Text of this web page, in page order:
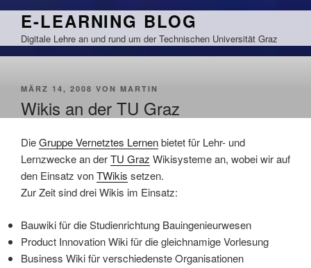
Zum
springen
E-LEARNING BLOG
Digitale Lehre an und rund um der Technischen Universität Graz
VERÖFFENTLICHT
MÄRZ 14, 2008 VON MARTIN
Wikis an der TU Graz
DieGruppe Vernetztes Lernenbietet für Lehr- und
Lernzwecke an derTU Graz Wikisysteme an, wobei wir auf
den Einsatz vonTWikis setzen.
Zur Zeit sind drei Wikis im Einsatz:
Bauwiki für die Studienrichtung Bauingenieurwesen
Product Innovation Wiki für die gleichnamige Vorlesung
Business Wiki für verschiedenste Organisationen